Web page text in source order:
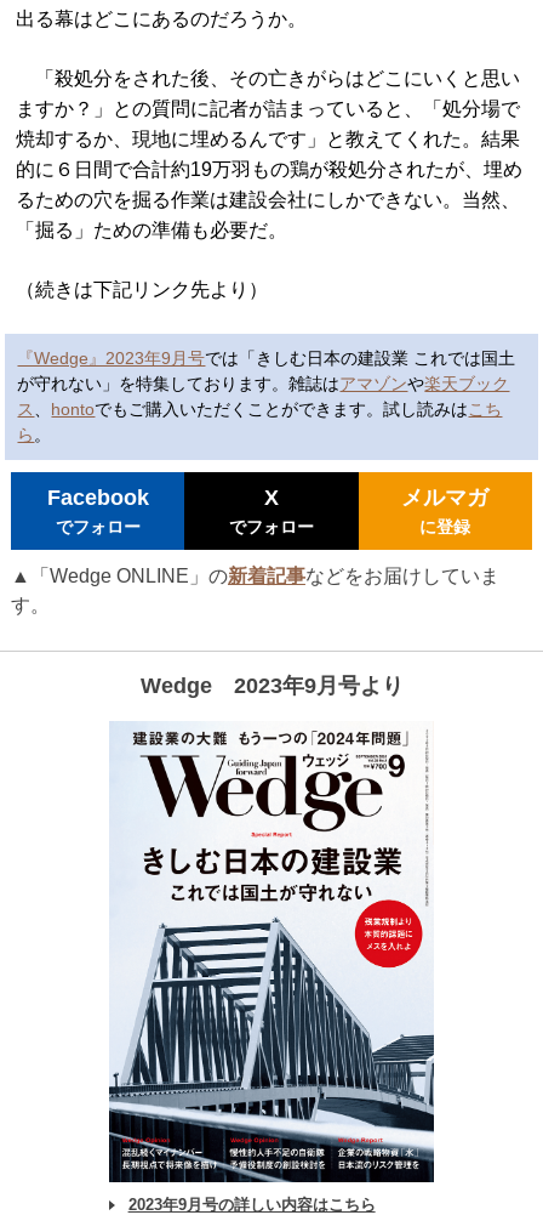
出る幕はどこにあるのだろうか。
「殺処分をされた後、その亡きがらはどこにいくと思い
ますか？」との質問に記者が詰まっていると、「処分場で
焼却するか、現地に埋めるんです」と教えてくれた。結果
的に６日間で合計約19万羽もの鶏が殺処分されたが、埋め
るための穴を掘る作業は建設会社にしかできない。当然、
「掘る」ための準備も必要だ。
（続きは下記リンク先より）
『Wedge』2023年9月号では「きしむ日本の建設業 これでは国土
が守れない」を特集しております。雑誌はアマゾンや楽天ブック
ス
hontoでもご購入いただくことができます。試し読みはこち
ら 。
Facebook
でフォロー
X
でフォロー
メルマガ
に登録
▲「Wedge ONLINE」の新着記事などをお届けしていま
す。
Wedge 2023年9月号より
2023年9月号の詳しい内容はこちら